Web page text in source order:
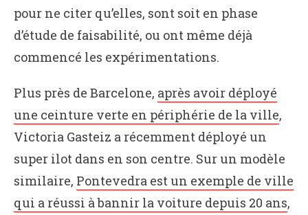
pour ne citer qu’elles, sont soit en phase
d’étude de faisabilité, ou ont même déjà
commencé les expérimentations.
Plus près de Barcelone, après avoir déployé
une ceinture verte en périphérie de la ville,
Victoria Gasteiz a récemment déployé un
super ilot dans en son centre. Sur un modèle
similaire, Pontevedra est un exemple de ville
qui a réussi à bannir la voiture depuis 20 ans,